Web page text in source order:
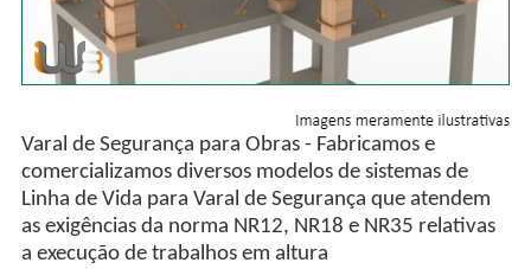
Varal de Segurança para Obras - Fabricamos e
comercializamos diversos modelos de sistemas de
Linha de Vida para Varal de Segurança que atendem
as exigências da norma NR12, NR18 e NR35 relativas
a execução de trabalhos em altura